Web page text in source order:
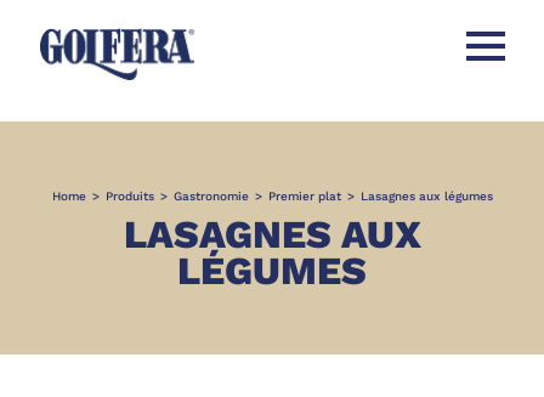
Ouvrir le
Home > Produits > Gastronomie > Premier plat > Lasagnes aux légumes
LASAGNES AUX
LÉGUMES